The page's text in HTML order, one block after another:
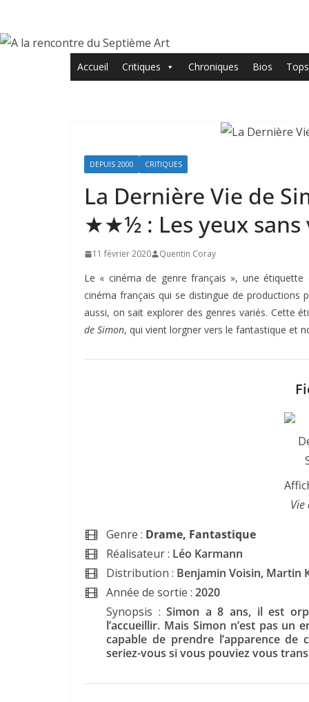
contenu
Accueil Critiques Chroniques Bios Tops
DEPUIS 2000 CRITIQUES
La Dernière Vie de
★★½ : Les yeux sans
11 février 2020 Quentin Coray
Le « cinéma de genre français », une
cinéma français qui se distingue de productions
aussi, on sait explorer des genres variés. Cette
de Simon, qui vient lorgner vers le fantastique et
Vie
Genre : Drame, Fantastique
Réalisateur : Léo Karmann
Distribution : Benjamin Voisin, Martin
Année de sortie : 2020
Synopsis :Simon a 8 ans, il est
l’accueillir. Mais Simon n’est pas
capable de prendre l’apparence
seriez-vous si vous pouviez vous